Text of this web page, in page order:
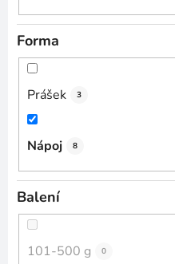
Forma
Prášek 3
Nápoj 8
Balení
101-500 g 0